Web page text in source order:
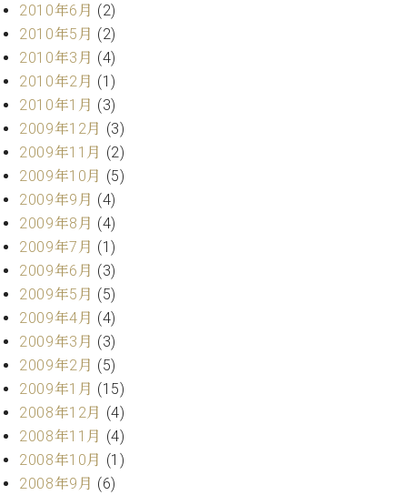
2010年6月 (2)
2010年5月 (2)
2010年3月 (4)
2010年2月 (1)
2010年1月 (3)
2009年12月 (3)
2009年11月 (2)
2009年10月 (5)
2009年9月 (4)
2009年8月 (4)
2009年7月 (1)
2009年6月 (3)
2009年5月 (5)
2009年4月 (4)
2009年3月 (3)
2009年2月 (5)
2009年1月 (15)
2008年12月 (4)
2008年11月 (4)
2008年10月 (1)
2008年9月 (6)